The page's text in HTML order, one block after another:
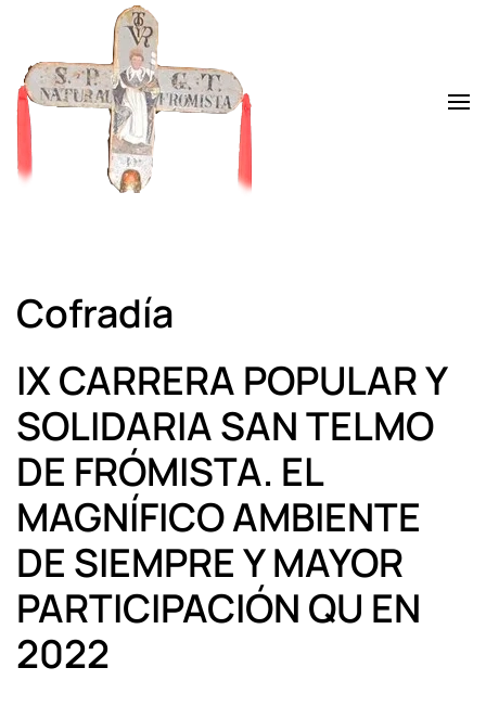
Skip to main content
Cofradía
IX CARRERA POPULAR Y
SOLIDARIA SAN TELMO
DE FRÓMISTA. EL
MAGNÍFICO AMBIENTE
DE SIEMPRE Y MAYOR
PARTICIPACIÓN QU EN
2022